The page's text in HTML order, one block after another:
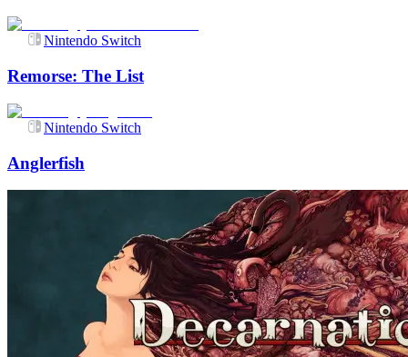
Nintendo Switch
Remorse: The List
Nintendo Switch
Anglerfish